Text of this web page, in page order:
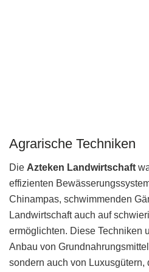
Agrarische Techniken
Die Azteken Landwirtschaft
effizienten
Chinampas, schwimmenden
Landwirtschaft auch auf
ermöglichten. Diese Techniken
Anbau von
sondern auch von Luxusgütern,